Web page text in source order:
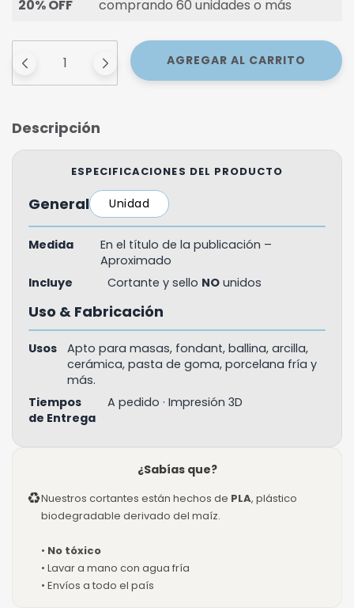
20% OFF
comprando 60 unidades o más
Descripción
ESPECIFICACIONES DEL PRODUCTO
General Unidad
Medida
En el título de la publicación –
Aproximado
Incluye
Cortante y sello NO unidos
Uso & Fabricación
Usos
Apto para masas, fondant, ballina, arcilla,
cerámica, pasta de goma, porcelana fría y
más.
Tiempos
de Entrega
A pedido · Impresión 3D
¿Sabías que?
♻Nuestros cortantes están hechos de PLA, plástico
biodegradable derivado del maíz.
• No tóxico
• Lavar a mano con agua fría
• Envíos a todo el país